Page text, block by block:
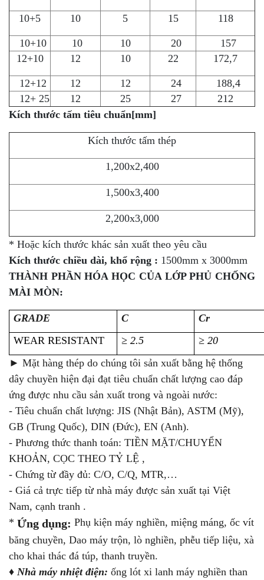
10+5 10 5 15 118
10+10 10 10 20
157
12+10
12 10 22 172,7
12+12 12 12 24
188,4
12+ 25
12 25 27
212
Kích thước tấm tiêu chuẩn[mm]
Kích thước tấm thép
1,200x2,400
1,500x3,400
2,200x3,000
* Hoặc kích thước khác sản xuất theo yêu cầu
Kích thước chiều dài, khổ rộng : 1500mm x 3000mm
THÀNH PHẦN HÓA HỌC CỦA LỚP PHỦ CHỐNG
MÀI MÒN:
GRADE C
Cr
WEAR RESISTANT
≥ 2.5
≥ 20
► Mặt hàng thép do chúng tôi sản xuất bằng hệ thống
dây chuyền hiện đại đạt tiêu chuẩn chất lượng cao đáp
ứng được nhu cầu sản xuất trong và ngoài nước:
- Tiêu chuẩn chất lượng: JIS (Nhật Bản), ASTM (Mỹ),
GB (Trung Quốc), DIN (Đức), EN (Anh).
- Phương thức thanh toán: TIỀN MẶT/CHUYỂN
KHOẢN, CỌC THEO TỶ LỆ ,
- Chứng từ đầy đủ: C/O, C/Q, MTR,…
- Giá cả trực tiếp từ nhà máy được sản xuất tại Việt
Nam, cạnh tranh .
* Ứng dụng: Phụ kiện máy nghiền, miệng máng, ốc vít
băng chuyền, Dao máy trộn, lò nghiền, phễu tiếp liệu, xà
cho khai thác đá túp, thanh truyền.
♦ Nhà máy nhiệt điện: ống lót xi lanh máy nghiền than